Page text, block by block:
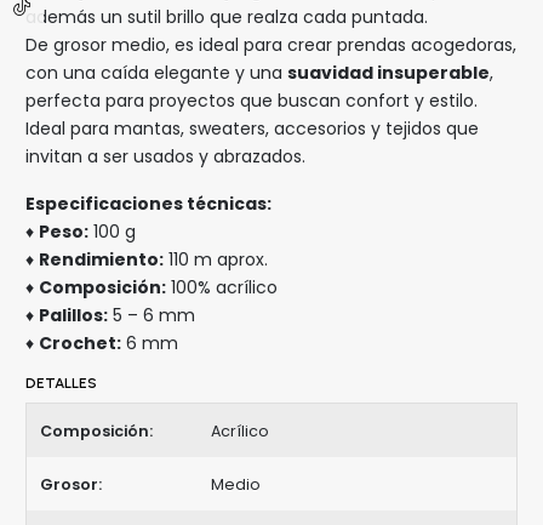
además un sutil brillo que realza cada puntada.
De grosor medio, es ideal para crear prendas acogedoras,
con una caída elegante y una suavidad insuperable,
perfecta para proyectos que buscan confort y estilo.
Ideal para mantas, sweaters, accesorios y tejidos que
invitan a ser usados y abrazados.
Especificaciones técnicas:
♦ Peso: 100 g
♦ Rendimiento: 110 m aprox.
♦ Composición: 100% acrílico
♦ Palillos: 5 – 6 mm
♦ Crochet: 6 mm
DETALLES
Composición: Acrílico
Grosor: Medio